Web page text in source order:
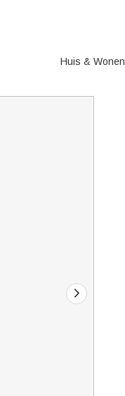
Huis & Wonen